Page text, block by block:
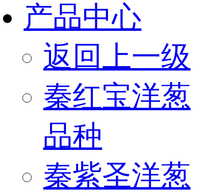
产品中心
返回上一级
秦红宝洋葱
品种
秦紫圣洋葱